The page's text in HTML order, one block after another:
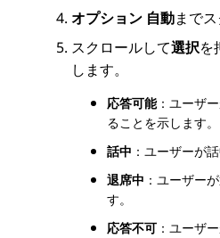
オプション 自動まで
スクロールして選択を
します。
応答可能：ユーザ
ることを示します。
話中 ：ユーザーが
退席中 ：ユーザー
す。
応答不可 ：ユーザ